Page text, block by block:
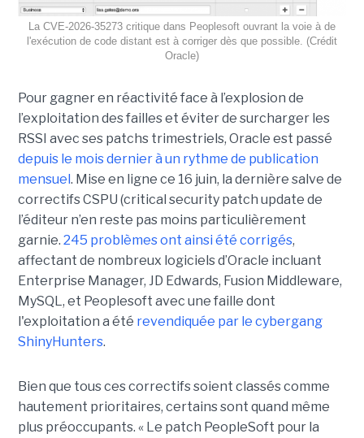
La CVE-2026-35273 critique dans Peoplesoft ouvrant la voie à de
l'exécution de code distant est à corriger dès que possible. (Crédit
Oracle)
Pour gagner en réactivité face à l’explosion de
l’exploitation des failles et éviter de surcharger les
RSSI avec ses patchs trimestriels, Oracle est passé
depuis le mois dernier à un rythme de publication
mensuel. Mise en ligne ce 16 juin, la dernière salve de
correctifs CSPU (critical security patch update de
l’éditeur n’en reste pas moins particulièrement
garnie. 245 problèmes ont ainsi été corrigés,
affectant de nombreux logiciels d’Oracle incluant
Enterprise Manager, JD Edwards, Fusion Middleware,
MySQL, et Peoplesoft avec une faille dont
l'exploitation a été revendiquée par le cybergang
ShinyHunters.
Bien que tous ces correctifs soient classés comme
hautement prioritaires, certains sont quand même
plus préoccupants. « Le patch PeopleSoft pour la